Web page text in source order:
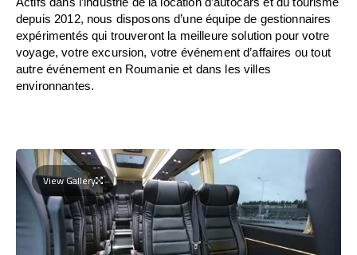
depuis 2012, nous disposons d’une équipe de gestionnaires
expérimentés qui trouveront la meilleure solution pour votre
voyage, votre excursion, votre événement d’affaires ou tout
autre événement en Roumanie et dans les villes
environnantes.
View Gallery